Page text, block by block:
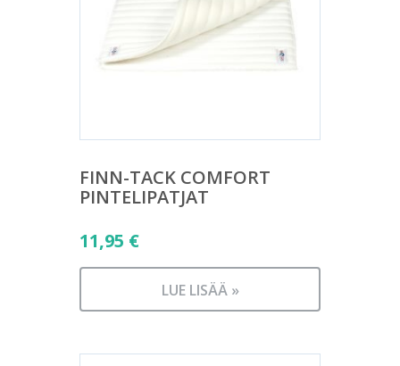
FINN-TACK COMFORT
PINTELIPATJAT
11,95 €
LUE LISÄÄ »